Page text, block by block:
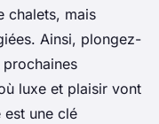
chalets, mais
Ainsi, plongez-
luxe et plaisir vont
une clé